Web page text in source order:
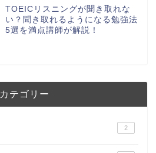
TOEICリスニングが聞き取れな
い？聞き取れるようになる勉強法
5選を満点講師が解説！
カテゴリー
2